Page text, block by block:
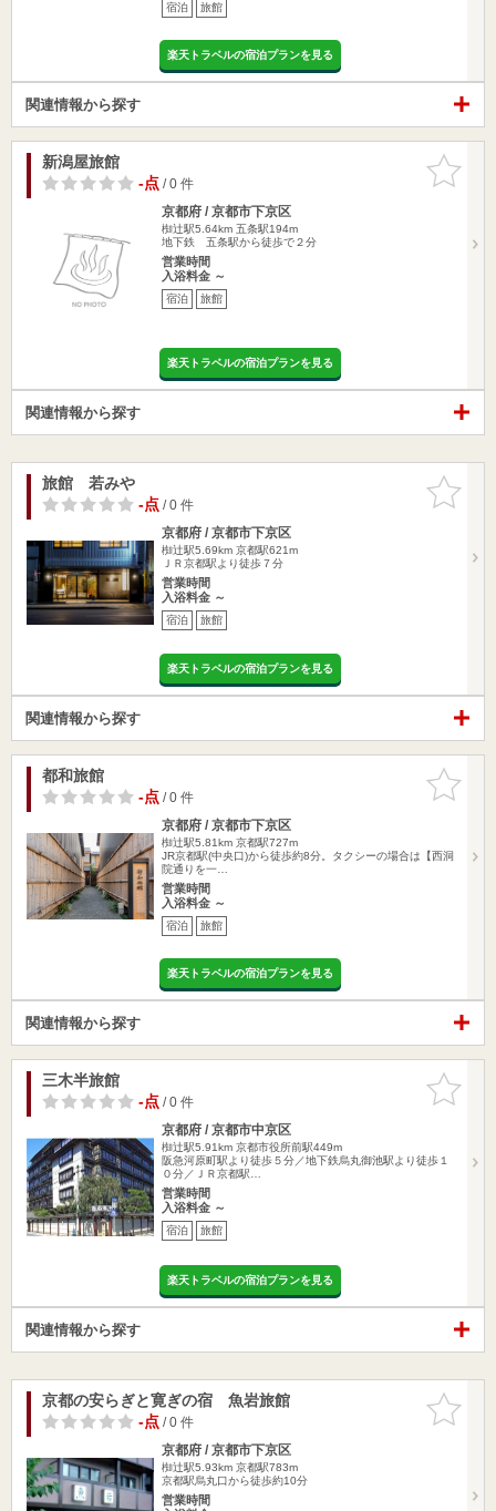
宿泊 旅館
楽天トラベルの宿泊プランを見る
関連情報から探す
お気に入
りに追加
新潟屋旅館
-点/ 0 件
京都府 / 京都市下京区
椥辻駅5.64km 五条駅194m
地下鉄 五条駅から徒歩で２分
営業時間
入浴料金 ～
宿泊 旅館
楽天トラベルの宿泊プランを見る
関連情報から探す
お気に入
りに追加
旅館 若みや
-点/ 0 件
京都府 / 京都市下京区
椥辻駅5.69km 京都駅621m
ＪＲ京都駅より徒歩７分
営業時間
入浴料金 ～
宿泊 旅館
楽天トラベルの宿泊プランを見る
関連情報から探す
お気に入
りに追加
都和旅館
-点/ 0 件
京都府 / 京都市下京区
椥辻駅5.81km 京都駅727m
JR京都駅(中央口)から徒歩約8分。タクシーの場合は【西洞
院通りを一…
営業時間
入浴料金 ～
宿泊 旅館
楽天トラベルの宿泊プランを見る
関連情報から探す
お気に入
りに追加
三木半旅館
-点/ 0 件
京都府 / 京都市中京区
椥辻駅5.91km 京都市役所前駅449m
阪急河原町駅より徒歩５分／地下鉄烏丸御池駅より徒歩１
０分／ＪＲ京都駅…
営業時間
入浴料金 ～
宿泊 旅館
楽天トラベルの宿泊プランを見る
関連情報から探す
お気に入
りに追加
京都の安らぎと寛ぎの宿 魚岩旅館
-点/ 0 件
京都府 / 京都市下京区
椥辻駅5.93km 京都駅783m
京都駅烏丸口から徒歩約10分
営業時間